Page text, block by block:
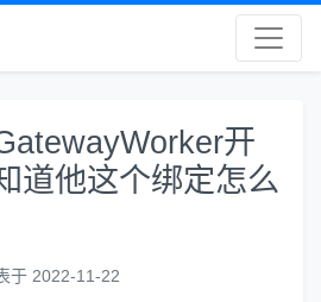
开
道他这个绑定怎么
于 2022-11-22